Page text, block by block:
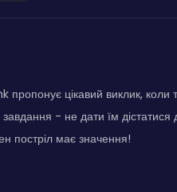
цікавий виклик, коли
завдання - не дати їм
постріл має значення!